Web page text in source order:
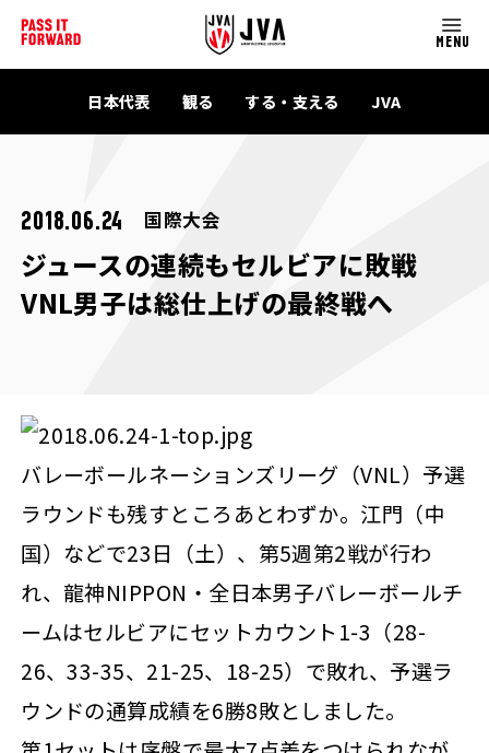
MENU
日本代表 観る する・支える JVA
2018.06.24 国際大会
ジュースの連続もセルビアに敗戦
VNL男子は総仕上げの最終戦へ
バレーボールネーションズリーグ（VNL）予選
ラウンドも残すところあとわずか。江門（中
国）などで23日（土）、第5週第2戦が行わ
れ、龍神NIPPON・全日本男子バレーボールチ
ームはセルビアにセットカウント1-3（28-
26、33-35、21-25、18-25）で敗れ、予選ラ
ウンドの通算成績を6勝8敗としました。